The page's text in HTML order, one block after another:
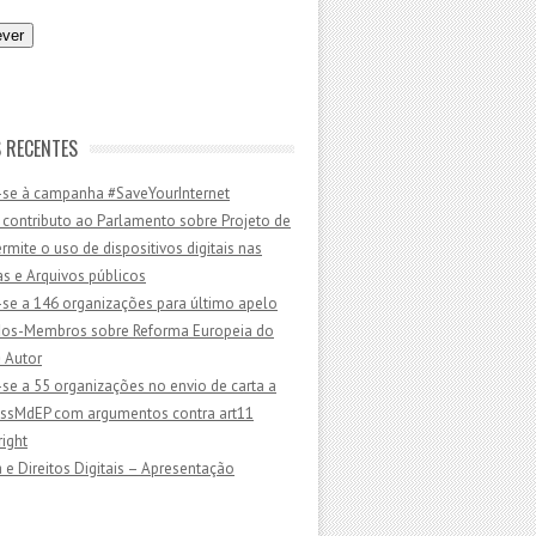
à campanha #SaveYourInternet
contributo ao Parlamento sobre Projeto de
o uso de dispositivos digitais nas
e Arquivos públicos
se a 146 organizações para último apelo
Membros sobre Reforma Europeia do
Autor
a 55 organizações no envio de carta a
com argumentos contra art11
e Direitos Digitais – Apresentação